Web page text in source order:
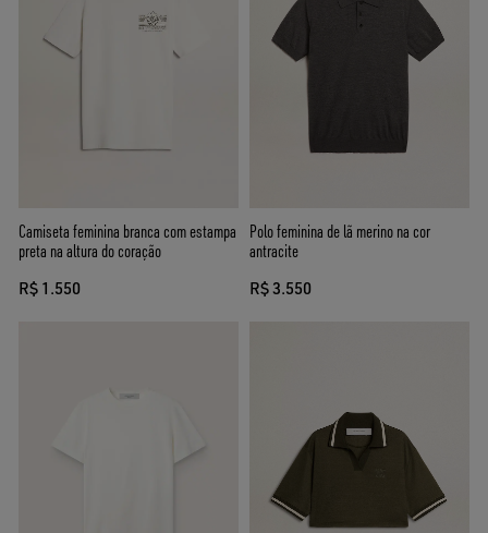
Camiseta feminina branca com estampa
preta na altura do coração
R$ 1.550
Polo feminina de lã merino na cor
antracite
R$ 3.550